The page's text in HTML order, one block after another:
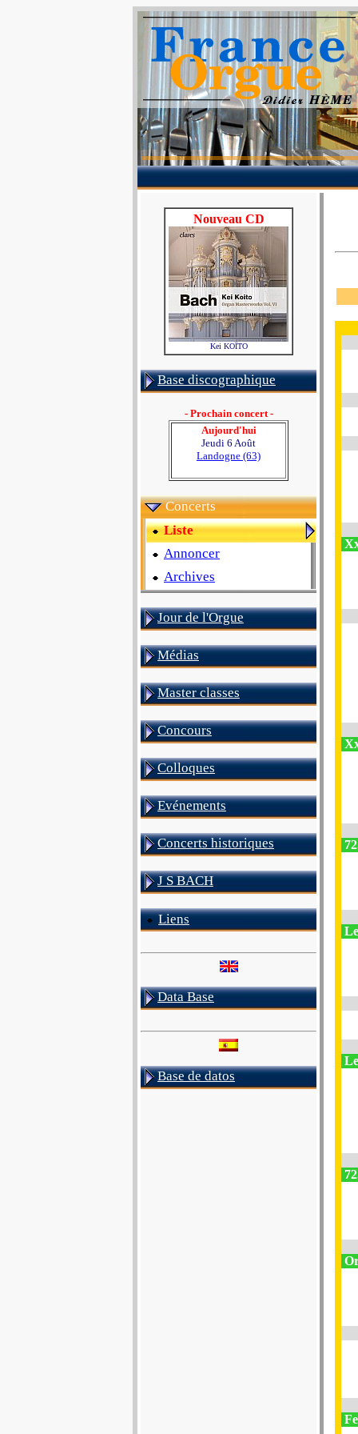
Nouveau CD
Kei KOÏTO
Base discographique
- Prochain concert -
Aujourd'hui
Jeudi 6 Août
Landogne (63)
Concerts
Liste
Annoncer
Archives
Jour de l'Orgue
Médias
Master classes
Concours
Colloques
Evénements
Concerts historiques
J S BACH
Liens
Data Base
Base de datos